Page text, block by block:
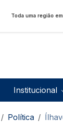
Toda uma região
Institucional
Política